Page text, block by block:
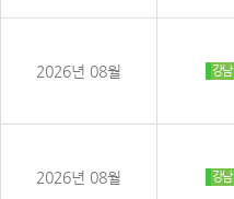
2026년 08월 강남
2026년 08월 강남